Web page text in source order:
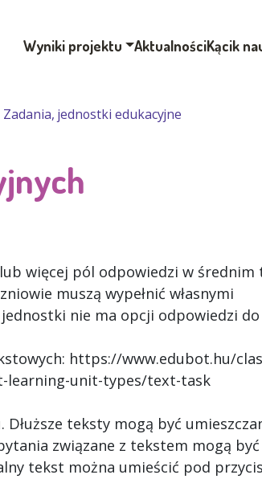
Wyniki projektu AktualnościKącik
Zadania, jednostki edukacyjne
więcej pól odpowiedzi w średnim
muszą wypełnić własnymi
nie ma opcji odpowiedzi do
https://www.edubot.hu/
learning-unit-types/text-task
teksty mogą być
związane z tekstem mogą być
tekst można umieścić pod